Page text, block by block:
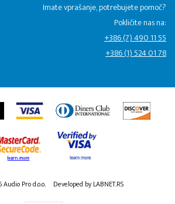
Imate vprašanje, potrebujete pomoč?
Pokličite nas na:
+386 (7) 490 11 55
+386 (1) 524 01 78
Pro d.o.o. Developed by LABNET.RS